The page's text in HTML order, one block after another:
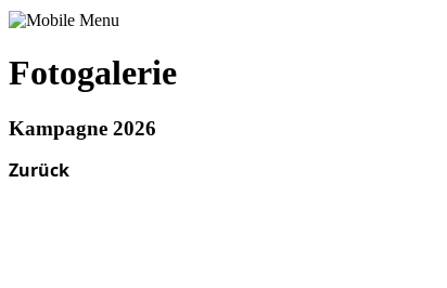
Fotogalerie
Kampagne 2026
Zurück